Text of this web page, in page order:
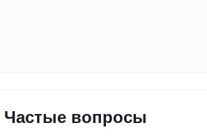
Частые вопросы